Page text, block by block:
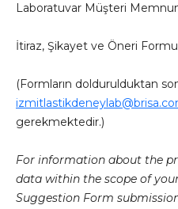
Laboratuvar Müşteri
İtiraz, Şikayet ve Öneri
(Formların doldurulduktan
gerekmektedir.)
For information about the
data within the scope of
Suggestion Form